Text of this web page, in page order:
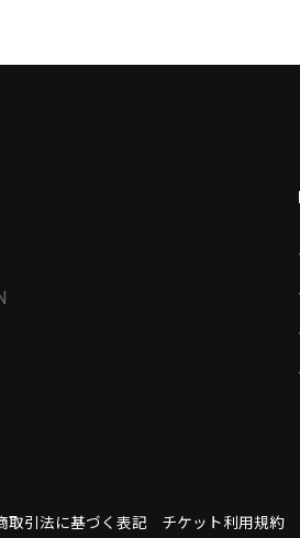
取引法に基づく表記 チケット利用規約